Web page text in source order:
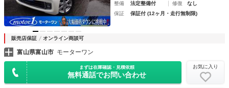
整備
法定整備付 修復
なし
保証
保証付 (12ヶ月・走行無制限)
販売店保証 オンライン商談可
富山県富山市 モーターワン
まずは在庫確認・見積依頼
無料通話でお問い合わせ
お気に入り